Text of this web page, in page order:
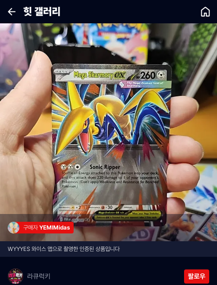
힛 갤러리
구매자 YEMIMidas
WYYYES 와이스 앱으로 촬영한 인증된 상품입니다
라큐럭키 팔로우